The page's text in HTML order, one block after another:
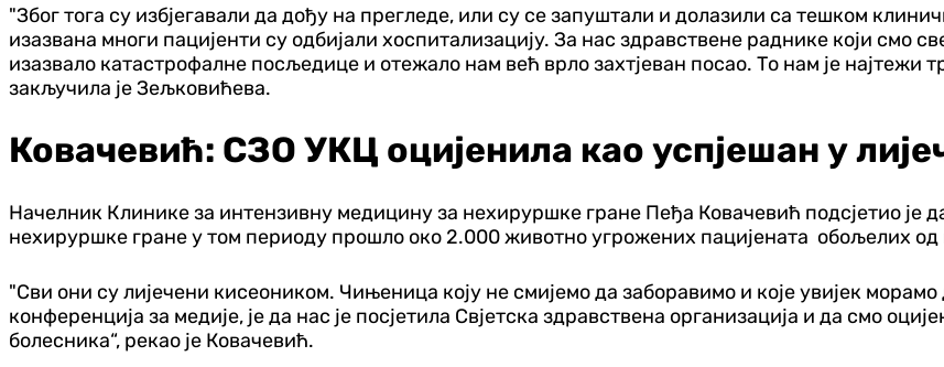
"Због тога су избјегавали да дођу на прегледе, или су се запуштали и долазили са тешком
изазвана многи пацијенти су одбијали хоспитализацију. За нас здравствене раднике који смо
изазвало катастрофалне посљедице и отежало нам већ врло захтјеван посао. То нам је најтежи
закључила је Зељковићева.
Ковачевић: СЗО УКЦ оцијенила као успјешан у
Начелник Клинике за интензивну медицину за нехируршке гране Пеђа Ковачевић подсјетио је
нехируршке гране у том периоду прошло око 2.000 животно угрожених пацијената обољелих од
"Сви они су лијечени кисеоником. Чињеница коју не смијемо да заборавимо и које увијек морамо
конференција за медије, је да нас је посјетила Свјетска здравствена организација и да смо
болесника“, рекао је Ковачевић.